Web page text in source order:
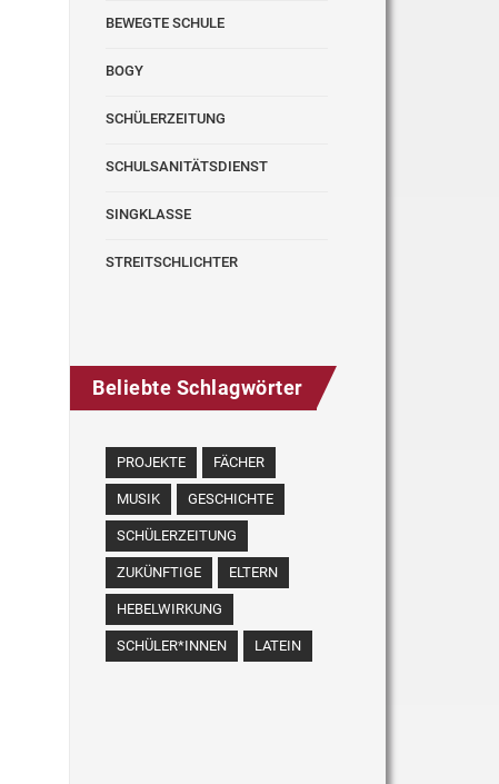
BEWEGTE SCHULE
BOGY
SCHÜLERZEITUNG
SCHULSANITÄTSDIENST
SINGKLASSE
STREITSCHLICHTER
Beliebte Schlagwörter
PROJEKTE FÄCHER
MUSIK GESCHICHTE
SCHÜLERZEITUNG
ZUKÜNFTIGE ELTERN
HEBELWIRKUNG
SCHÜLER*INNEN LATEIN